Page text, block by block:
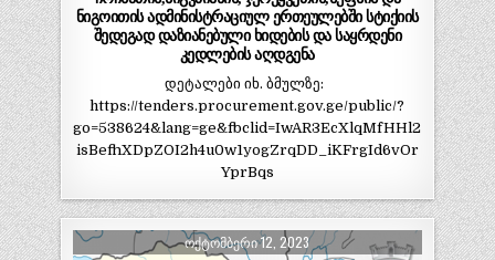
ნიგოითის ადმინისტრაციულ ერთეულებში სტიქიის
შედეგად დაზიანებული ხიდების და საყრდენი
კედლების აღდგენა
დეტალები იხ. ბმულზე:
https://tenders.procurement.gov.ge/public/?
go=538624&lang=ge&fbclid=IwAR3EcXlqMfHHl2
isBefhXDpZOI2h4u0w1yogZrqDD_iKFrgId6vOr
YprBqs
ᲝᲥᲢᲝᲛᲑᲔᲠᲘ 12, 2023